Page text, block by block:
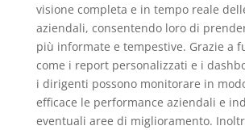
visione completa e in tempo reale
aziendali, consentendo loro di
più informate e tempestive. Grazie a
come i report personalizzati e i
i dirigenti possono monitorare in
efficace le performance aziendali e
eventuali aree di miglioramento.